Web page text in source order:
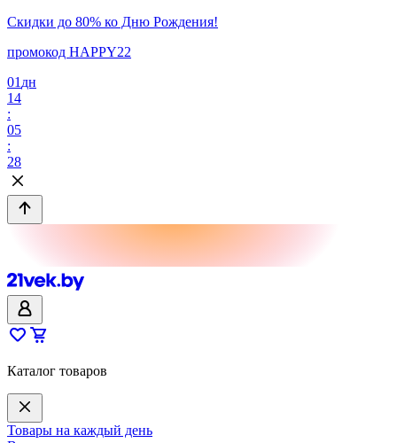
Скидки до 80% ко Дню Рождения!
промокод HAPPY22
01 дн
14
:
05
:
28
Каталог товаров
Товары на каждый день